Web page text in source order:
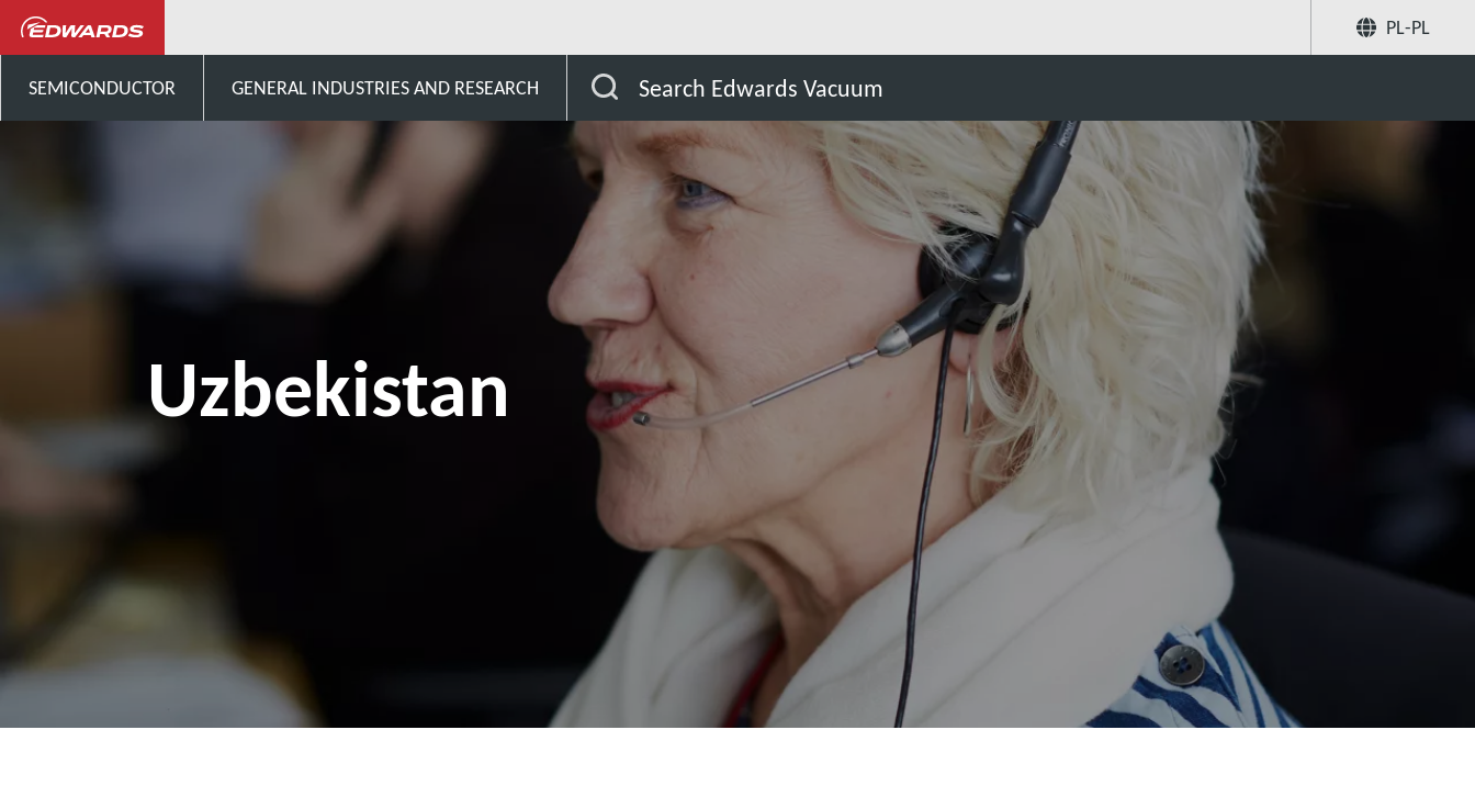
PL-PL
SEMICONDUCTOR GENERAL INDUSTRIES AND RESEARCH Search Edwards Vacuum
Uzbekistan